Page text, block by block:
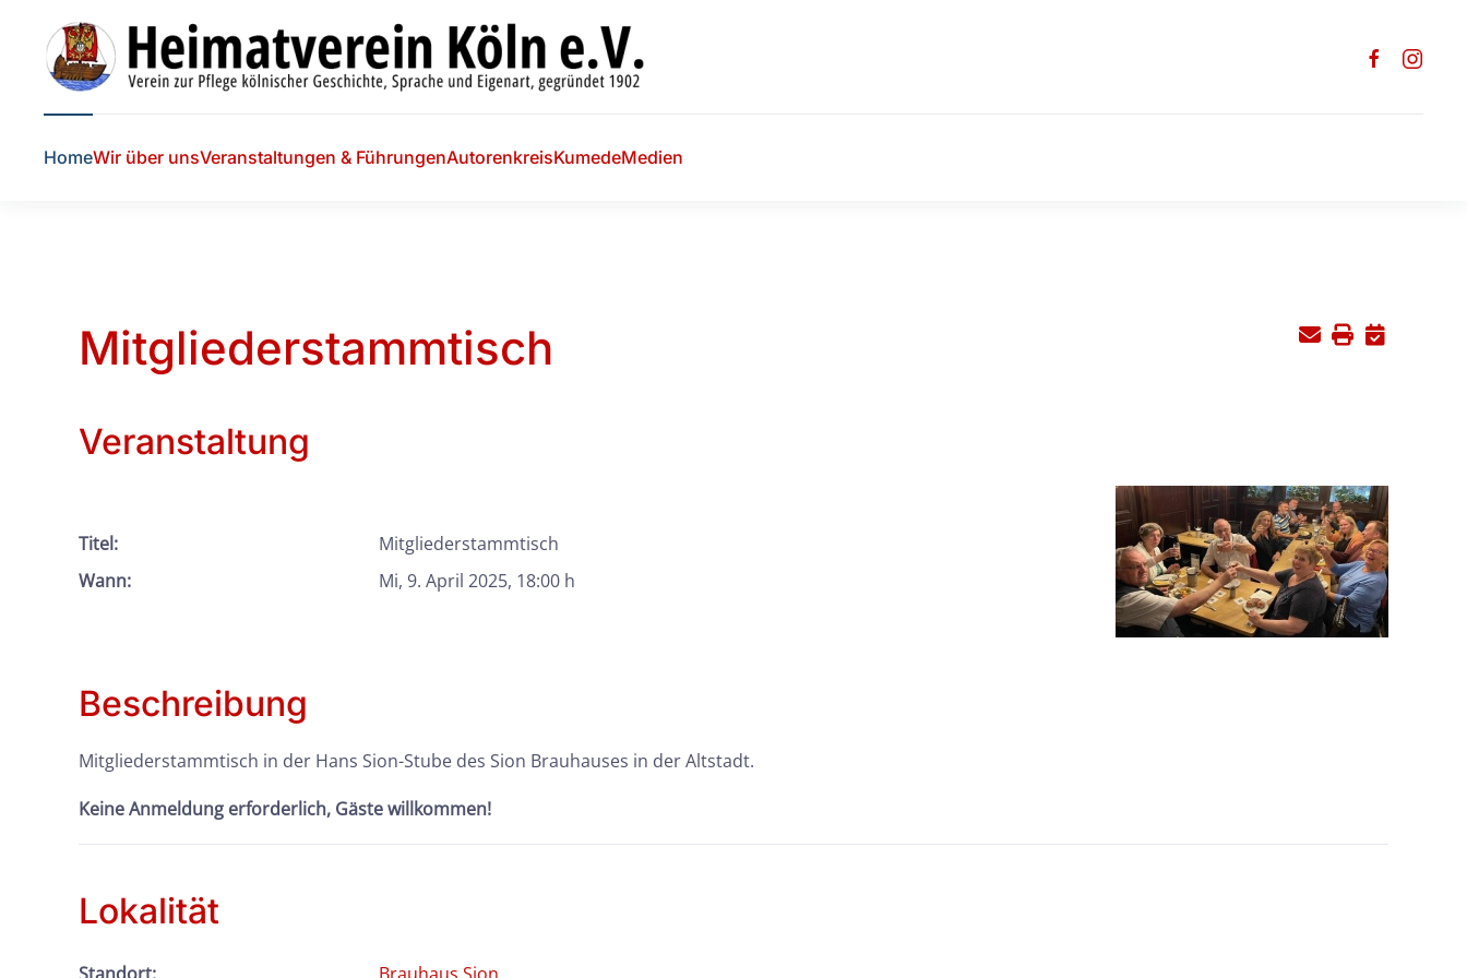
Skip to main content
HomeWir über unsVeranstaltungen & FührungenAutorenkreisKumedeMedien
Mitgliederstammtisch
Veranstaltung
Titel:
Mitgliederstammtisch
Wann:
Mi, 9. April 2025, 18:00 h
Beschreibung
Mitgliederstammtisch in der Hans Sion-Stube des Sion Brauhauses in der Altstadt.
Keine Anmeldung erforderlich, Gäste willkommen!
Lokalität